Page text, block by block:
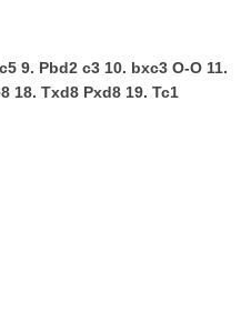
9. Pbd2 c3 10. bxc3 O-O 11.
18. Txd8 Pxd8 19. Tc1